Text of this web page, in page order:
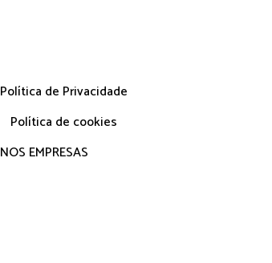
Política de Privacidade
Política de cookies
NOS EMPRESAS